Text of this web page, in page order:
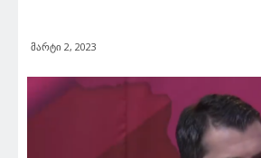
მარტი 2, 2023